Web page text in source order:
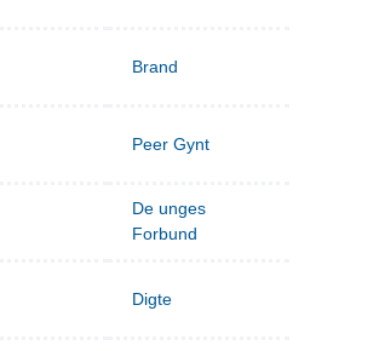
Brand
Peer Gynt
De unges
Forbund
Digte